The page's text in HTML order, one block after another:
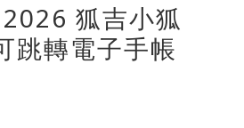
2026 狐吉小狐
跳轉電子手帳